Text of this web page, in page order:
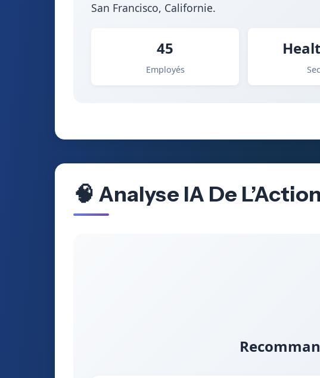
San Francisco, Californie.
45
Employés
🧠 Analyse IA De